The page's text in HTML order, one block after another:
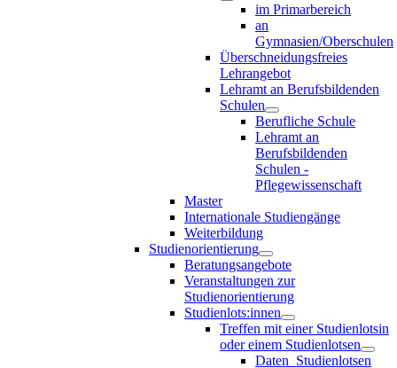
im Primarbereich
an
Gymnasien/Oberschulen
Überschneidungsfreies
Lehrangebot
Lehramt an Berufsbildenden
Schulen
Berufliche Schule
Lehramt an
Berufsbildenden
Schulen -
Pflegewissenschaft
Master
Internationale Studiengänge
Weiterbildung
Studienorientierung
Beratungsangebote
Veranstaltungen zur
Studienorientierung
Studienlots:innen
Treffen mit einer Studienlotsin
oder einem Studienlotsen
Daten_Studienlotsen